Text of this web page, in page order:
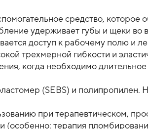
средство, которое
удерживает губы и щеки во
доступ к рабочему полю и
трехмерной гибкости и
когда необходимо
(SEBS) и полипропилен.
при терапевтическом,
(особенно: терапия